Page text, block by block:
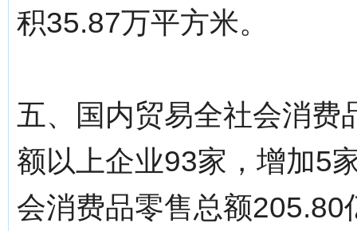
积35.87万平方米。
五、国内贸易全社会消费
额以上企业93家，增加5
会消费品零售总额